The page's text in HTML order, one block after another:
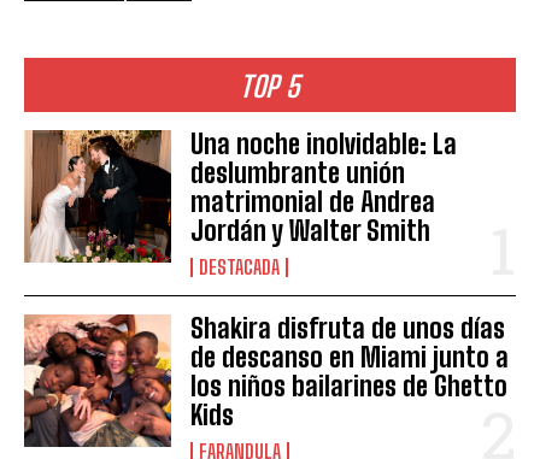
TOP 5
Una noche inolvidable: La
deslumbrante unión
matrimonial de Andrea
Jordán y Walter Smith
DESTACADA
Shakira disfruta de unos días
de descanso en Miami junto a
los niños bailarines de Ghetto
Kids
FARANDULA